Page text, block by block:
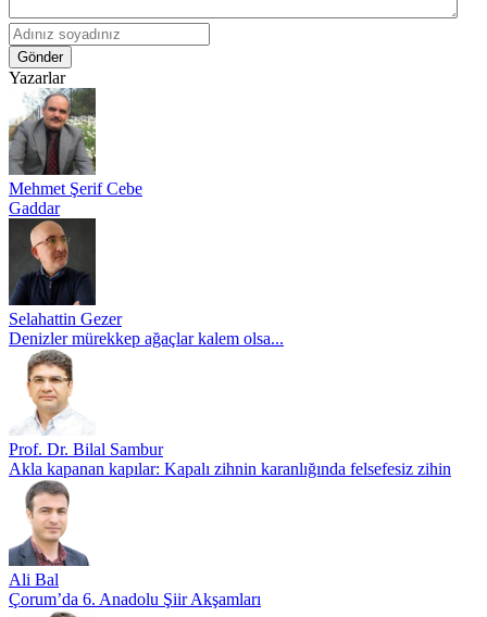
Gönder
Yazarlar
Mehmet Şerif Cebe
Gaddar
Selahattin Gezer
Denizler mürekkep ağaçlar kalem olsa...
Prof. Dr. Bilal Sambur
Akla kapanan kapılar: Kapalı zihnin karanlığında felsefesiz zihin
Ali Bal
Çorum’da 6. Anadolu Şiir Akşamları